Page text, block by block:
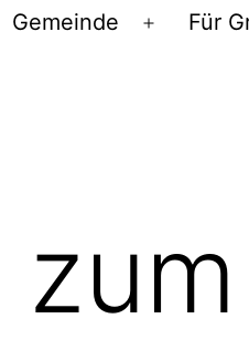
Gemeinde Für